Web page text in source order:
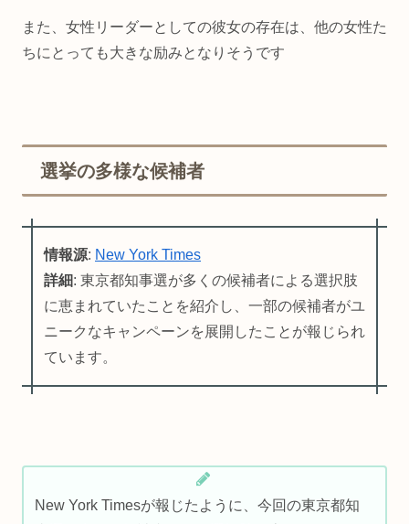
また、女性リーダーとしての彼女の存在は、他の女性た
ちにとっても大きな励みとなりそうです
選挙の多様な候補者
情報源: New York Times
詳細: 東京都知事選が多くの候補者による選択肢
に恵まれていたことを紹介し、一部の候補者がユ
ニークなキャンペーンを展開したことが報じられ
ています。
New York Timesが報じたように、今回の東京都知